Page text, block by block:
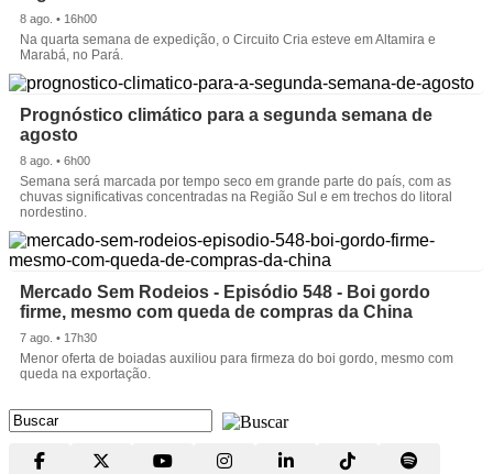
8 ago. • 16h00
Na quarta semana de expedição, o Circuito Cria esteve em Altamira e
Marabá, no Pará.
Prognóstico climático para a segunda semana de
agosto
8 ago. • 6h00
Semana será marcada por tempo seco em grande parte do país, com as
chuvas significativas concentradas na Região Sul e em trechos do litoral
nordestino.
Mercado Sem Rodeios - Episódio 548 - Boi gordo
firme, mesmo com queda de compras da China
7 ago. • 17h30
Menor oferta de boiadas auxiliou para firmeza do boi gordo, mesmo com
queda na exportação.